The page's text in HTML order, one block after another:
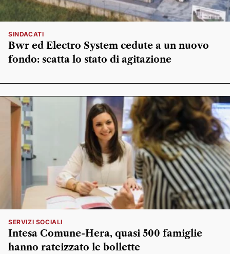
SINDACATI
Bwr ed Electro System cedute a un nuovo
fondo: scatta lo stato di agitazione
SERVIZI SOCIALI
Intesa Comune-Hera, quasi 500 famiglie
hanno rateizzato le bollette